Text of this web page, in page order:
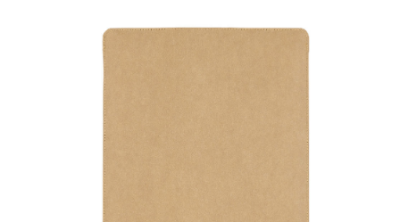
紙封筒のようなインナーケース
メーカー希望小売価格：
+ 税
Texon社のドイツ製ウォッシャブルペーパー使用